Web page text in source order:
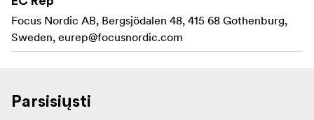
Focus Nordic AB, Bergsjödalen 48, 415 68 Gothenburg,
Sweden, eurep@focusnordic.com
Parsisiųsti